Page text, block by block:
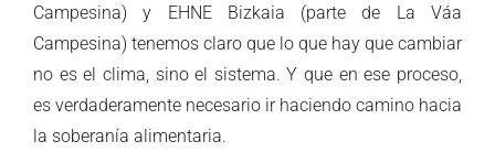
Campesina) y EHNE Bizkaia (parte de La Váa
Campesina) tenemos claro que lo que hay que cambiar
no es el clima, sino el sistema. Y que en ese proceso,
es verdaderamente necesario ir haciendo camino hacia
la soberanía alimentaria.